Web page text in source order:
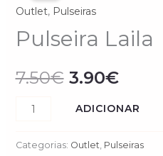
Outlet, Pulseiras
Pulseira Laila
7.50€
preço
original
era:
7.50€.
3.90€
atual
é:
3.90€.
Pulseira
Laila
ADICIONAR
Categorias: Outlet Pulseiras